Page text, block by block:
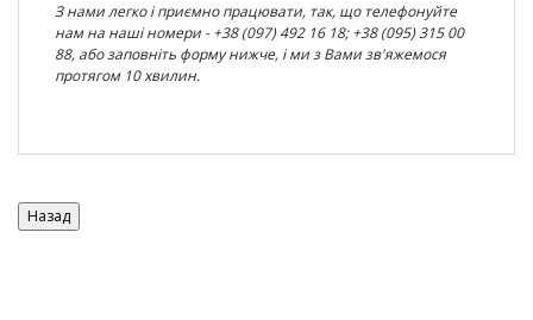
З нами легко і приємно працювати, так, що телефонуйте
нам на наші номери - +38 (097) 492 16 18; +38 (095) 315 00
88, або заповніть форму нижче, і ми з Вами зв'яжемося
протягом 10 хвилин.